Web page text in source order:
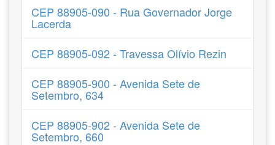
CEP 88905-090 - Rua Governador Jorge
Lacerda
CEP 88905-092 - Travessa Olívio Rezin
CEP 88905-900 - Avenida Sete de
Setembro, 634
CEP 88905-902 - Avenida Sete de
Setembro, 660